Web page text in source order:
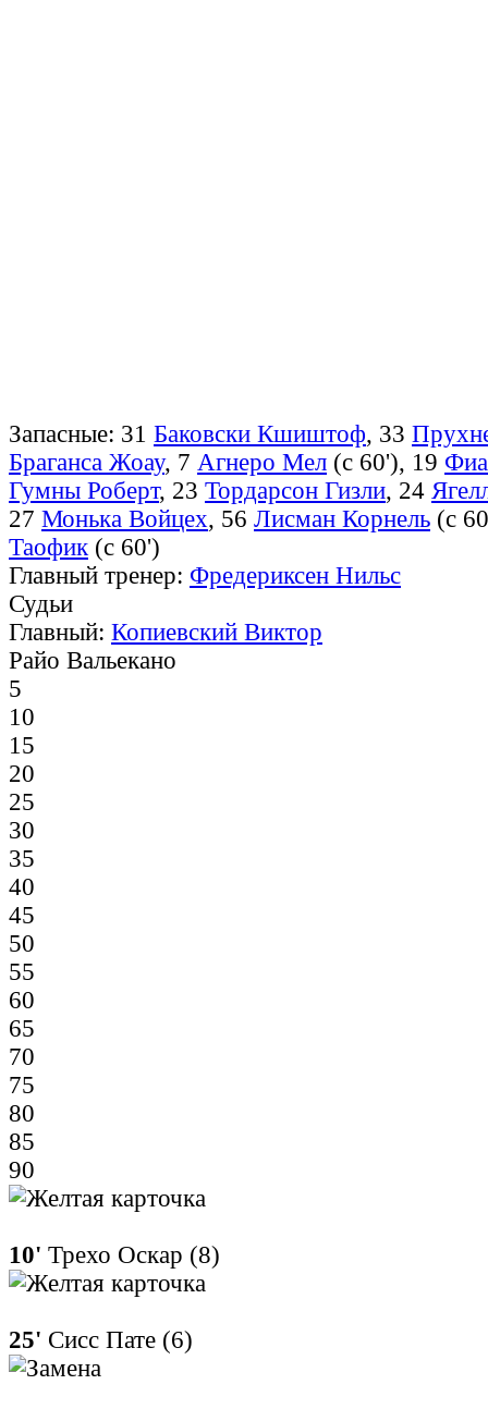
Запасные: 31 Баковски Кшиштоф, 33
Браганса Жоау, 7 Агнеро Мел (с 60'), 19
Гумны Роберт, 23 Тордарсон Гизли, 24
27 Монька Войцех, 56 Лисман Корнель (с
Таофик (с 60')
Главный тренер: Фредериксен Нильс
Судьи
Главный: Копиевский Виктор
Райо Вальекано
5
10
15
20
25
30
35
40
45
50
55
60
65
70
75
80
85
90
10' Трехо Оскар (8)
25' Сисс Пате (6)